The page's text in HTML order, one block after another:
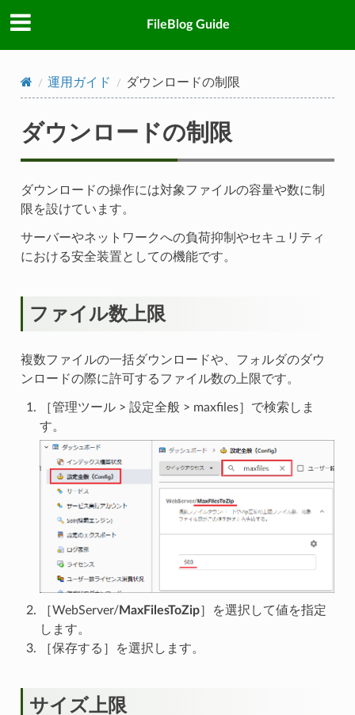
FileBlog Guide
運用ガイド ダウンロードの制限
ダウンロードの制限
ダウンロードの操作には対象ファイルの容量や数に制
限を設けています。
サーバーやネットワークへの負荷抑制やセキュリティ
における安全装置としての機能です。
ファイル数上限
複数ファイルの一括ダウンロードや、フォルダのダウ
ンロードの際に許可するファイル数の上限です。
［管理ツール > 設定全般 > maxfiles］で検索しま
す。
［WebServer/MaxFilesToZip］を選択して値を指定
します。
［保存する］を選択します。
サイズ上限